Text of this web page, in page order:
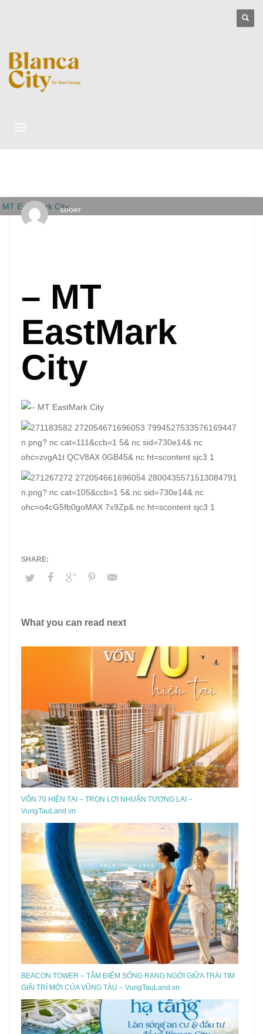
seoer
– MT
EastMark
City
What you can read next
VỐN 70 HIỆN TẠI – TRỌN LỢI NHUẬN TƯƠNG LAI –
VungTauLand.vn
BEACON TOWER – TÂM ĐIỂM SỐNG RẠNG NGỜI GIỮA TRÁI TIM
GIẢI TRÍ MỚI CỦA VŨNG TÀU – VungTauLand.vn